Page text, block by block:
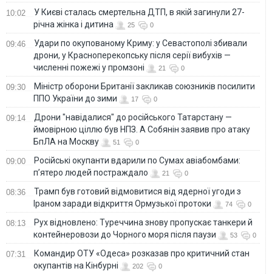
10:02
У Києві сталась смертельна ДТП, в якій загинули 27-
річна жінка і дитина
25 0
09:46
Удари по окупованому Криму: у Севастополі збивали
дрони, у Красноперекопську після серії вибухів —
численні пожежі у промзоні
21 0
09:30
Міністр оборони Британії закликав союзників посилити
ППО України до зими
17 0
09:14
Дрони "навідалися" до російського Татарстану —
ймовірною ціллю був НПЗ. А Собянін заявив про атаку
БпЛА на Москву
51 0
09:00
Російські окупанти вдарили по Сумах авіабомбами:
п’ятеро людей постраждало
21 0
08:36
Трамп був готовий відмовитися від ядерної угоди з
Іраном заради відкриття Ормузької протоки
74 0
08:13
Рух відновлено: Туреччина знову пропускає танкери й
контейнеровози до Чорного моря після паузи
53 0
07:31
Командир ОТУ «Одеса» розказав про критичний стан
окупантів на Кінбурні
202 0